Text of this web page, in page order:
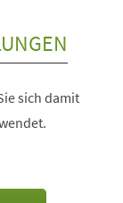
sich damit